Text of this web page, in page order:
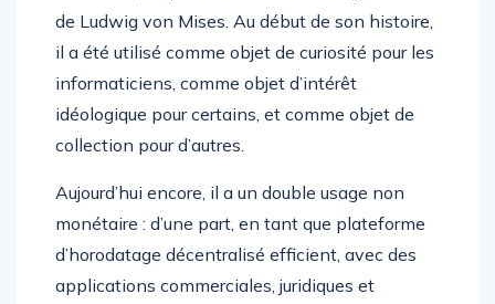
de Ludwig von Mises. Au début de son histoire,
il a été utilisé comme objet de curiosité pour les
informaticiens, comme objet d’intérêt
idéologique pour certains, et comme objet de
collection pour d’autres.
Aujourd’hui encore, il a un double usage non
monétaire : d’une part, en tant que plateforme
d’horodatage décentralisé efficient, avec des
applications commerciales, juridiques et